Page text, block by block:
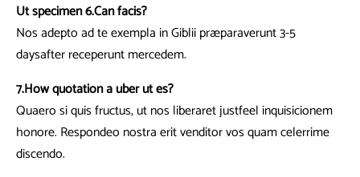
Ut specimen 6.Can facis?
Nos adepto ad te exempla in Giblii præparaverunt 3-5
daysafter receperunt mercedem.
7.How quotation a uber ut es?
Quaero si quis fructus, ut nos liberaret justfeel inquisicionem
honore. Respondeo nostra erit venditor vos quam celerrime
discendo.